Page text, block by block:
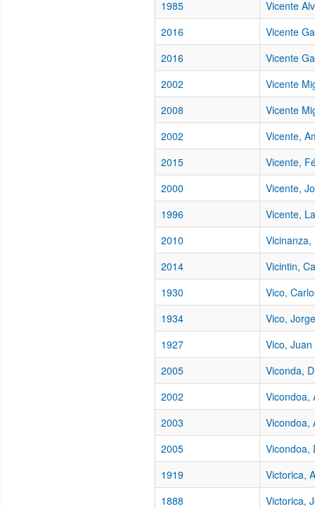
1985
Vicente
2016
Vicente
2016
Vicente
2002
Vicente
2008
Vicente
2002
Vicente,
2015
Vicente,
2000
Vicente,
1996
Vicente,
2010
Vicinanza,
2014
Vicintin,
1930
Vico,
1934
Vico, Jorge
1927
Vico,
2005
Viconda,
2002
Vicondoa,
2003
Vicondoa,
2005
Vicondoa,
1919
Victorica,
1888
Victorica,